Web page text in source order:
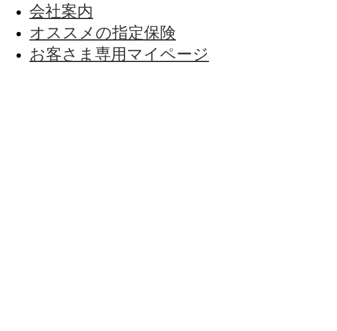
会社案内
オススメの指定保険
お客さま専用マイページ